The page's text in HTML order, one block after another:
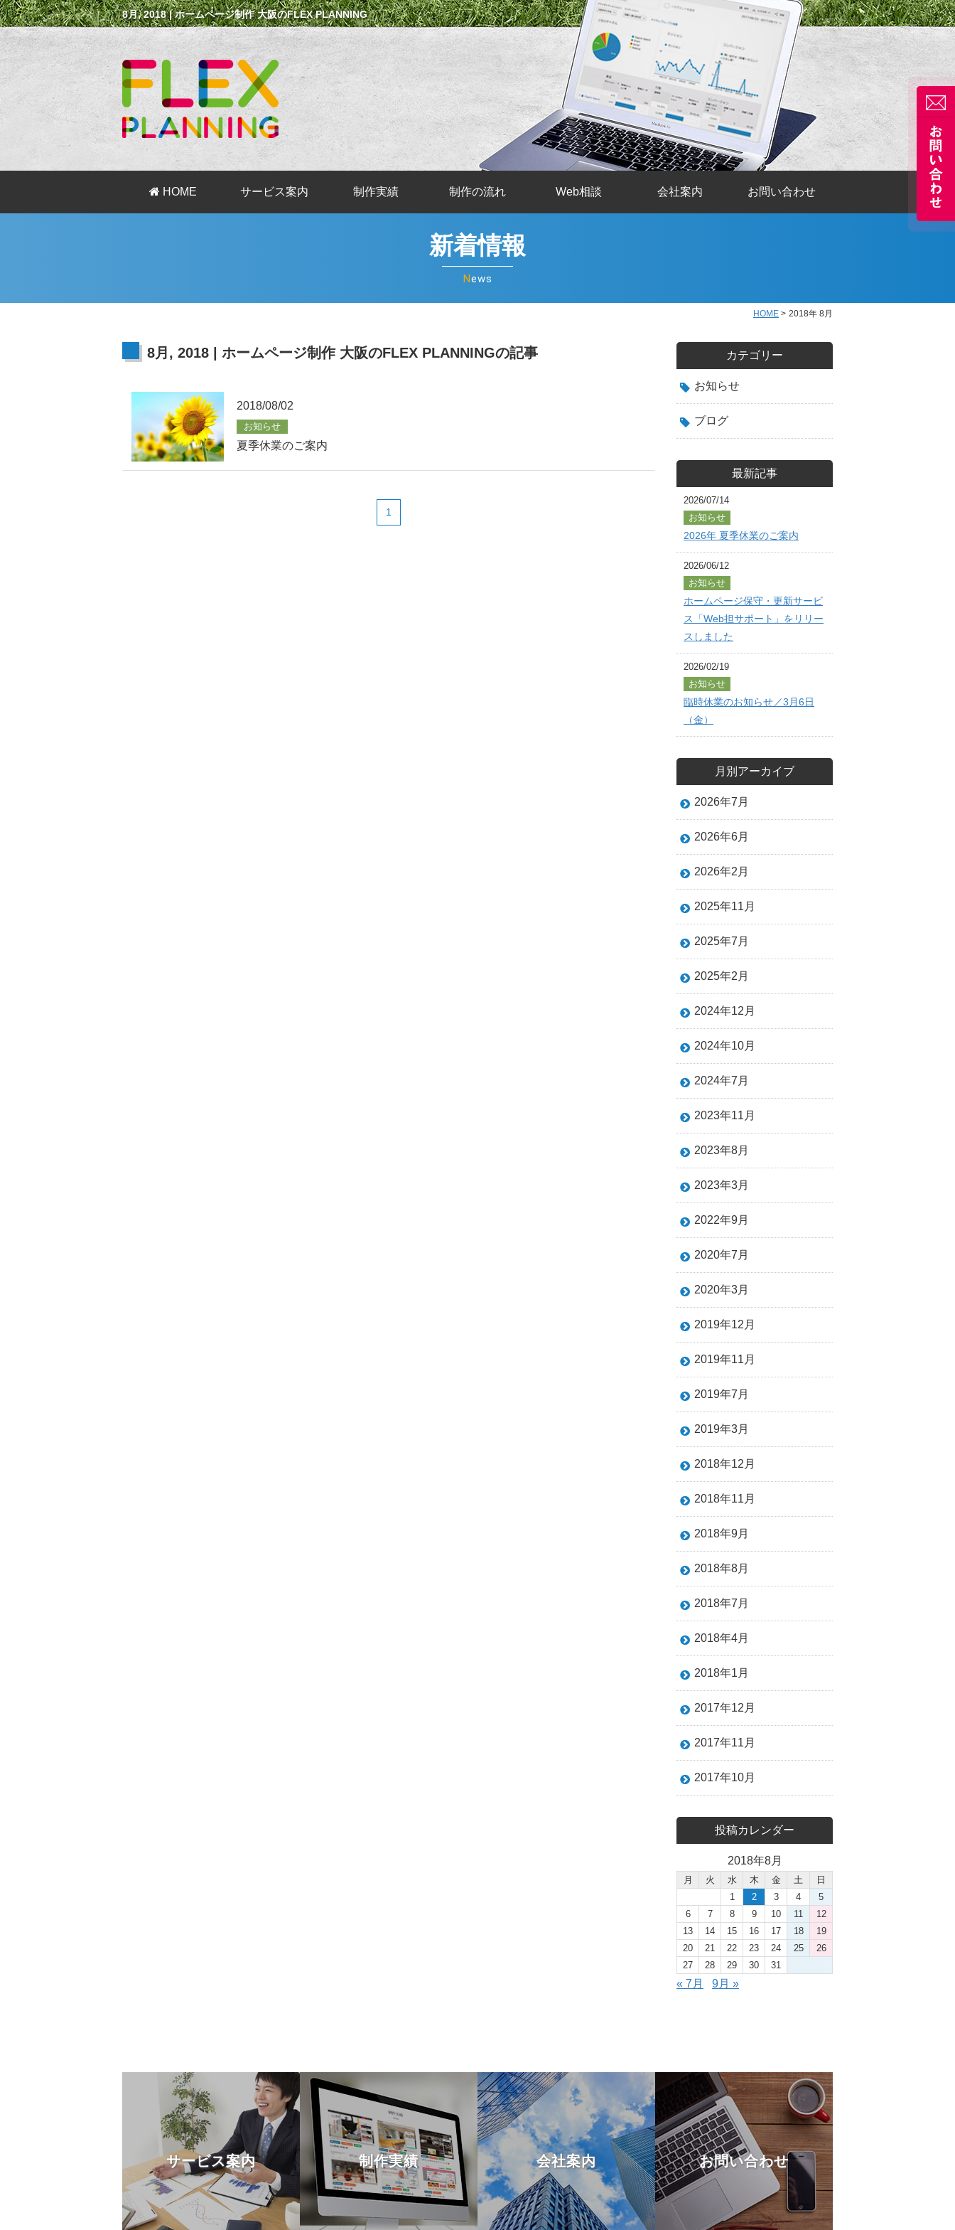
8月, 2018 | ホームページ制作 大阪のFLEX PLANNING
HOME サービス案内 制作実績 制作の流れ Web相談 会社案内 お問い合わせ
新着情報
News
HOME > 2018年 8月
8月, 2018 | ホームページ制作 大阪のFLEX PLANNINGの記事
2018/08/02
お知らせ
夏季休業のご案内
1
カテゴリー
お知らせ
ブログ
最新記事
2026/07/14
お知らせ
2026年 夏季休業のご案内
2026/06/12
お知らせ
ホームページ保守・更新サービ
ス「Web担サポート」をリリー
スしました
2026/02/19
お知らせ
臨時休業のお知らせ／3月6日
（金）
月別アーカイブ
2026年7月
2026年6月
2026年2月
2025年11月
2025年7月
2025年2月
2024年12月
2024年10月
2024年7月
2023年11月
2023年8月
2023年3月
2022年9月
2020年7月
2020年3月
2019年12月
2019年11月
2019年7月
2019年3月
2018年12月
2018年11月
2018年9月
2018年8月
2018年7月
2018年4月
2018年1月
2017年12月
2017年11月
2017年10月
投稿カレンダー
2018年8月
月 火 水 木 金 土
日
1
2 3 4
5
6
7 8 9 10 11
12
13
14 15 16 17 18
19
20
21 22 23 24 25
26
27
28 29 30 31
« 7月 9月 »
サービス案内 制作実績 会社案内 お問い合わせ